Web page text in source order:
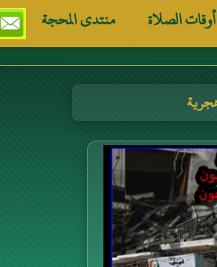
أوقات الصلاة منتدى المحجة